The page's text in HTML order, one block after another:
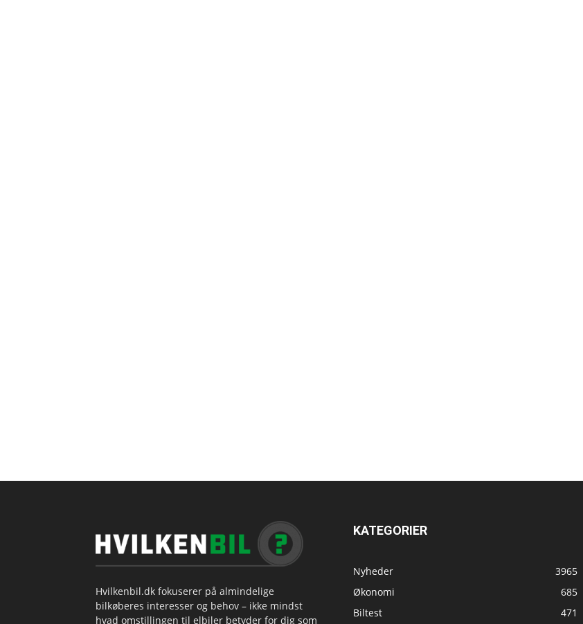
Hvilkenbil.dk fokuserer på almindelige
bilkøberes interesser og behov – ikke mindst
hvad omstillingen til elbiler betyder for dig som
KATEGORIER
Nyheder
3965
Økonomi
685
Biltest
471